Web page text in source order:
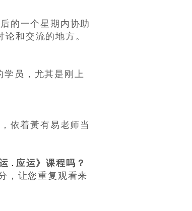
的一个星期内协助
论和交流的地方。
员，尤其是刚上
依着黃有易老师当
. 应运》课程吗？
，让您重复观看来